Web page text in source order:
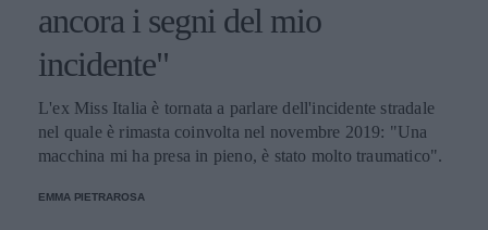
ancora i segni del mio
incidente"
L'ex Miss Italia è tornata a parlare dell'incidente stradale
nel quale è rimasta coinvolta nel novembre 2019: "Una
macchina mi ha presa in pieno, è stato molto traumatico".
EMMA PIETRAROSA